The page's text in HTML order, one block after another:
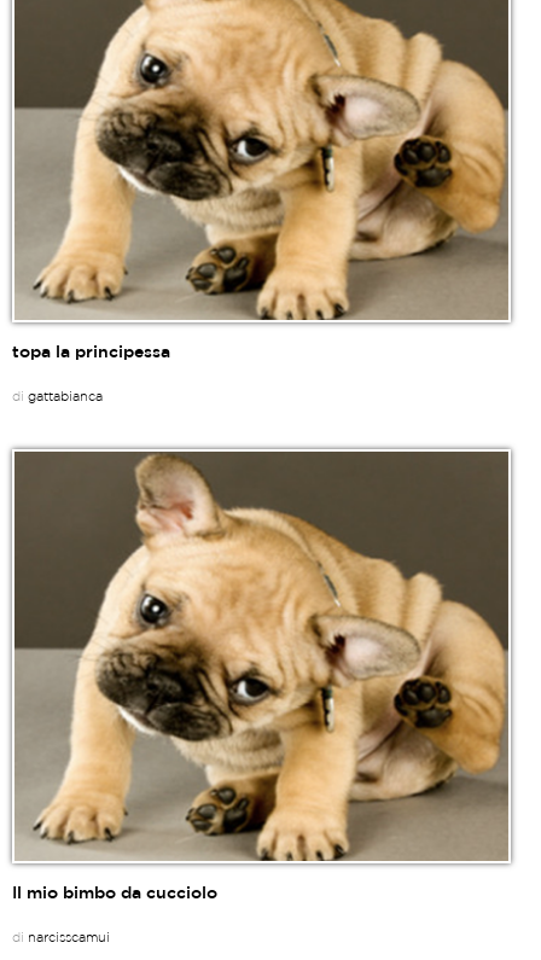
topa la principessa
di gattabianca
Il mio bimbo da cucciolo
di narcisscamui